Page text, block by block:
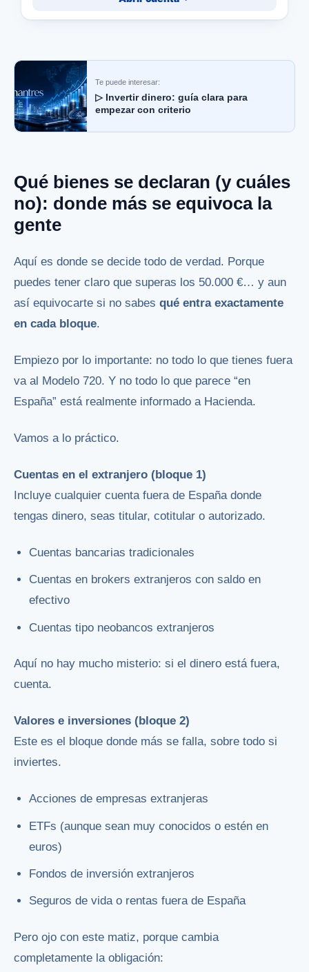
Te puede interesar:
▷ Invertir dinero: guía clara para
empezar con criterio
Qué bienes se declaran (y cuáles
no): donde más se equivoca la
gente
Aquí es donde se decide todo de verdad. Porque
puedes tener claro que superas los 50.000 €… y aun
así equivocarte si no sabes qué entra exactamente
en cada bloque.
Empiezo por lo importante: no todo lo que tienes fuera
va al Modelo 720. Y no todo lo que parece “en
España” está realmente informado a Hacienda.
Vamos a lo práctico.
Cuentas en el extranjero (bloque 1)
Incluye cualquier cuenta fuera de España donde
tengas dinero, seas titular, cotitular o autorizado.
Cuentas bancarias tradicionales
Cuentas en brokers extranjeros con saldo en
efectivo
Cuentas tipo neobancos extranjeros
Aquí no hay mucho misterio: si el dinero está fuera,
cuenta.
Valores e inversiones (bloque 2)
Este es el bloque donde más se falla, sobre todo si
inviertes.
Acciones de empresas extranjeras
ETFs (aunque sean muy conocidos o estén en
euros)
Fondos de inversión extranjeros
Seguros de vida o rentas fuera de España
Pero ojo con este matiz, porque cambia
completamente la obligación: